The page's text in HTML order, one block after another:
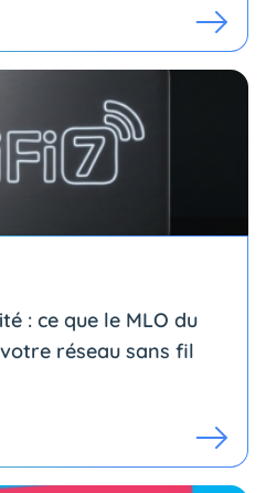
: ce que le MLO du
réseau sans fil